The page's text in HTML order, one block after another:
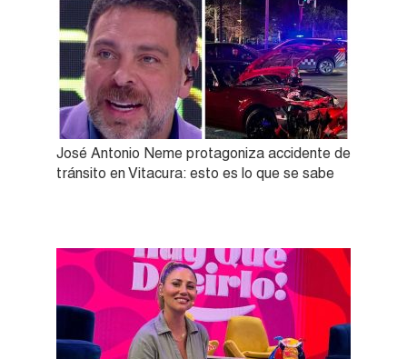
José Antonio Neme protagoniza accidente de
tránsito en Vitacura: esto es lo que se sabe